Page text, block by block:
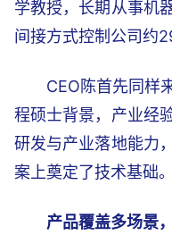
学教授，长期从事机
间接方式控制公司约
CEO陈首先同样
程硕士背景，产业经
研发与产业落地能力
案上奠定了技术基础。
产品覆盖多场景